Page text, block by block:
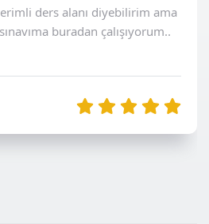
ders alanı diyebilirim ama
buradan çalışıyorum..